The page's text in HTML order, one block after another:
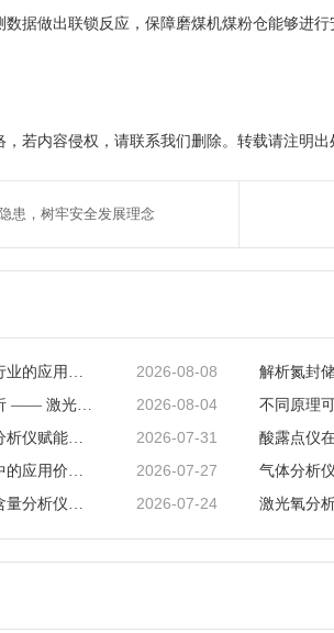
据做出联锁反应，保障磨煤机煤粉仓能够进行
若内容侵权，请联系我们删除。转载请注明出
患，树牢安全发展理念
对射式激光气体分析仪在钢铁冶金行业的应用与行业价值 2026-08-08
危废破碎工艺及氧含量在线监测浅析 —— 激光气体分析仪在工艺安全中的应用 2026-08-04
精准控气，智炼钢铁——激光气体分析仪赋能钢铁冶炼高效低碳生产 2026-07-31 酸露点仪
电化学氧含量分析仪在离心机工艺中的应用价值与产品解析 2026-07-27
精准控氧，筑牢防线——电化学氧含量分析仪在反应釜工艺中的深度应用 2026-07-24